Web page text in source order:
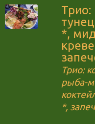
Трио:
*,
Трио:
рыба-
*,